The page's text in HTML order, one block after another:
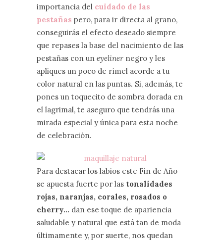
importancia del cuidado de las
pestañas pero, para ir directa al grano,
conseguirás el efecto deseado siempre
que repases la base del nacimiento de las
pestañas con un eyeliner negro y les
apliques un poco de rímel acorde a tu
color natural en las puntas. Si, además, te
pones un toquecito de sombra dorada en
el lagrimal, te aseguro que tendrás una
mirada especial y única para esta noche
de celebración.
Para destacar los labios este Fin de Año
se apuesta fuerte por las tonalidades
rojas, naranjas, corales, rosados o
cherry… dan ese toque de apariencia
saludable y natural que está tan de moda
últimamente y, por suerte, nos quedan